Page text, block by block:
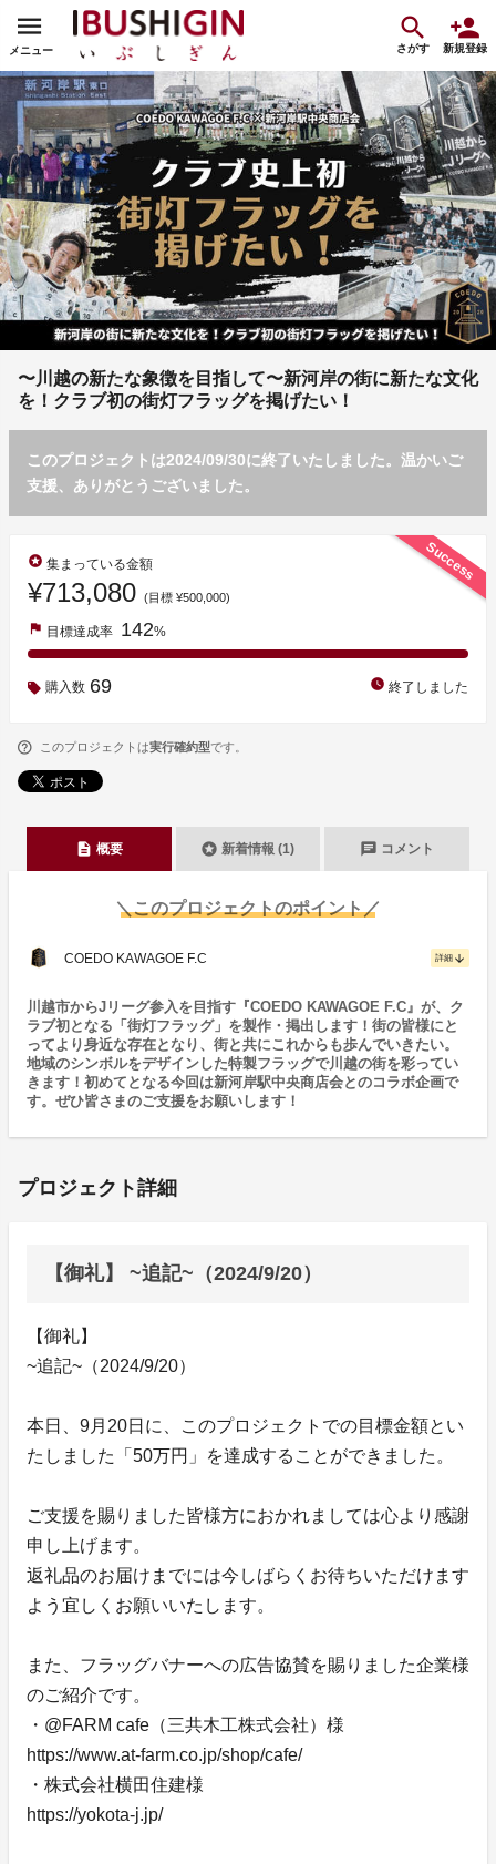
メニュー さがす 新規登録
〜川越の新たな象徴を目指して〜新河岸の街に新たな文化
を！クラブ初の街灯フラッグを掲げたい！
このプロジェクトは2024/09/30に終了いたしました。温かいご
支援、ありがとうございました。
Success
stars 集まっている金額
¥713,080 (目標 ¥500,000)
flag 目標達成率 142%
購入数 69 watch_later 終了しました
このプロジェクトは実行確約型です。
description 概要 stars 新着情報 (1) chat コメント
＼このプロジェクトのポイント／
COEDO KAWAGOE F.C 詳細 arrow_downward
川越市からJリーグ参入を目指す『COEDO KAWAGOE F.C』が、ク
ラブ初となる「街灯フラッグ」を製作・掲出します！街の皆様にと
ってより身近な存在となり、街と共にこれからも歩んでいきたい。
地域のシンボルをデザインした特製フラッグで川越の街を彩ってい
きます！初めてとなる今回は新河岸駅中央商店会とのコラボ企画で
す。ぜひ皆さまのご支援をお願いします！
プロジェクト詳細
【御礼】 ~追記~（2024/9/20）
【御礼】
~追記~（2024/9/20）
本日、9月20日に、このプロジェクトでの目標金額とい
たしました「50万円」を達成することができました。
ご支援を賜りました皆様方におかれましては心より感謝
申し上げます。
返礼品のお届けまでには今しばらくお待ちいただけます
よう宜しくお願いいたします。
また、フラッグバナーへの広告協賛を賜りました企業様
のご紹介です。
・@FARM cafe（三共木工株式会社）様
https://www.at-farm.co.jp/shop/cafe/
・株式会社横田住建様
https://yokota-j.jp/